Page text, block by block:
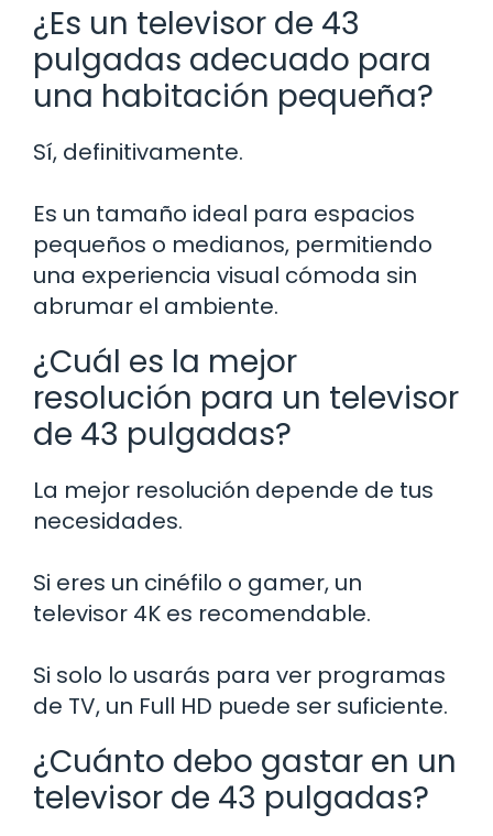
¿Es un televisor de 43
pulgadas adecuado para
una habitación pequeña?
Sí, definitivamente.
Es un tamaño ideal para espacios
pequeños o medianos, permitiendo
una experiencia visual cómoda sin
abrumar el ambiente.
¿Cuál es la mejor
resolución para un televisor
de 43 pulgadas?
La mejor resolución depende de tus
necesidades.
Si eres un cinéfilo o gamer, un
televisor 4K es recomendable.
Si solo lo usarás para ver programas
de TV, un Full HD puede ser suficiente.
¿Cuánto debo gastar en un
televisor de 43 pulgadas?